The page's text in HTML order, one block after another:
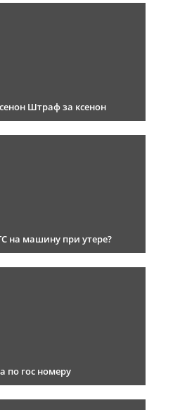
Штраф за ксенон
на машину при утере?
по гос номеру